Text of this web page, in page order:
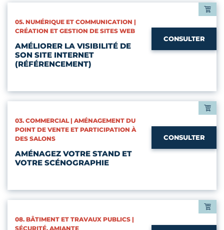
CATÉGORIES :
05. NUMÉRIQUE ET COMMUNICATION |
CRÉATION ET GESTION DE SITES WEB
AMÉLIORER LA VISIBILITÉ DE
SON SITE INTERNET
(RÉFÉRENCEMENT)
CONSULTER
CATÉGORIES :
03. COMMERCIAL | AMÉNAGEMENT DU
POINT DE VENTE ET PARTICIPATION À
DES SALONS
AMÉNAGEZ VOTRE STAND ET
VOTRE SCÉNOGRAPHIE
CONSULTER
CATÉGORIES :
08. BÂTIMENT ET TRAVAUX PUBLICS |
SÉCURITÉ, AMIANTE